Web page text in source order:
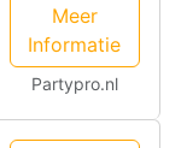
Meer
Informatie
Partypro.nl